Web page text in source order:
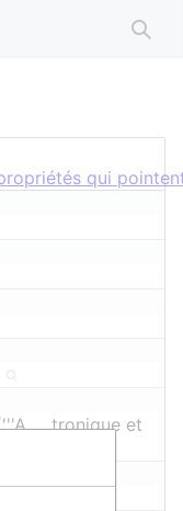
qui
…tronique et